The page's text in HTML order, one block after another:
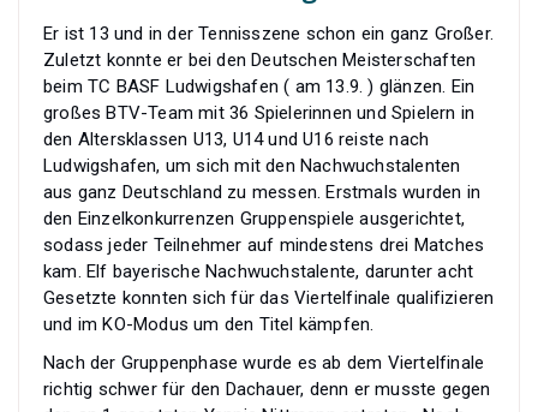
Er ist 13 und in der Tennisszene schon ein ganz Großer.
Zuletzt konnte er bei den Deutschen Meisterschaften
beim TC BASF Ludwigshafen ( am 13.9. ) glänzen. Ein
großes BTV-Team mit 36 Spielerinnen und Spielern in
den Altersklassen U13, U14 und U16 reiste nach
Ludwigshafen, um sich mit den Nachwuchstalenten
aus ganz Deutschland zu messen. Erstmals wurden in
den Einzelkonkurrenzen Gruppenspiele ausgerichtet,
sodass jeder Teilnehmer auf mindestens drei Matches
kam. Elf bayerische Nachwuchstalente, darunter acht
Gesetzte konnten sich für das Viertelfinale qualifizieren
und im KO-Modus um den Titel kämpfen.
Nach der Gruppenphase wurde es ab dem Viertelfinale
richtig schwer für den Dachauer, denn er musste gegen